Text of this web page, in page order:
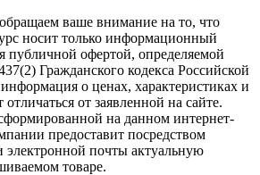
ваше внимание на то, что
носит только информационный
публичной офертой, определяемой
Гражданского кодекса Российской
о ценах, характеристиках и
от заявленной на сайте.
на данном интернет-
предоставит посредством
электронной почты актуальную
товаре.